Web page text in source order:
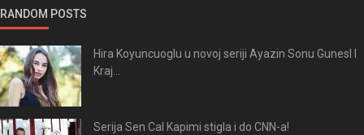
RANDOM POSTS
Hira Koyuncuoglu u novoj seriji Ayazin Sonu GunesI I
Kraj...
Serija Sen Cal Kapimi stigla i do CNN-a!